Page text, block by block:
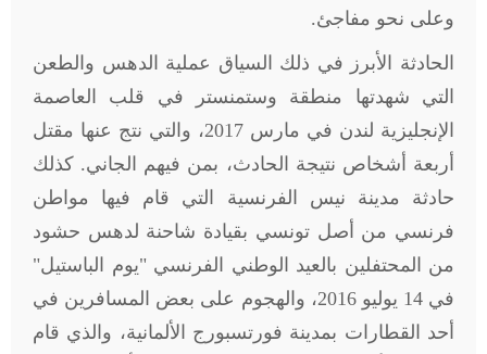
وعلى نحو مفاجئ.
الحادثة الأبرز في ذلك السياق عملية الدهس والطعن
التي شهدتها منطقة وستمنستر في قلب العاصمة
الإنجليزية لندن في مارس 2017، والتي نتج عنها مقتل
أربعة أشخاص نتيجة الحادث، بمن فيهم الجاني. كذلك
حادثة مدينة نيس الفرنسية التي قام فيها مواطن
فرنسي من أصل تونسي بقيادة شاحنة لدهس حشود
من المحتفلين بالعيد الوطني الفرنسي "يوم الباستيل"
في 14 يوليو 2016، والهجوم على بعض المسافرين في
أحد القطارات بمدينة فورتسبورج الألمانية، والذي قام